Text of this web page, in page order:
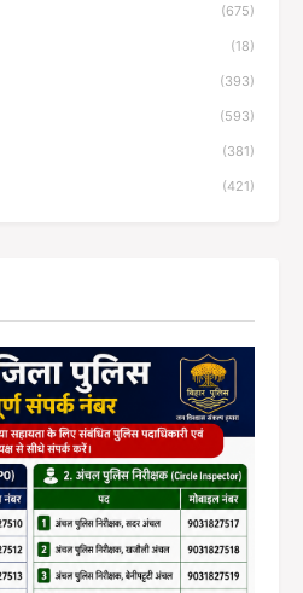
(675)
(18)
(393)
(593)
(381)
(421)